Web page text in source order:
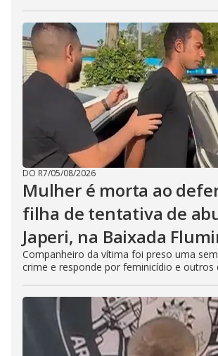
DO R7/05/08/2026
Mulher é morta ao
filha de tentativa de
Japeri, na Baixada
Companheiro da vítima foi preso uma
crime e responde por feminicídio e outros